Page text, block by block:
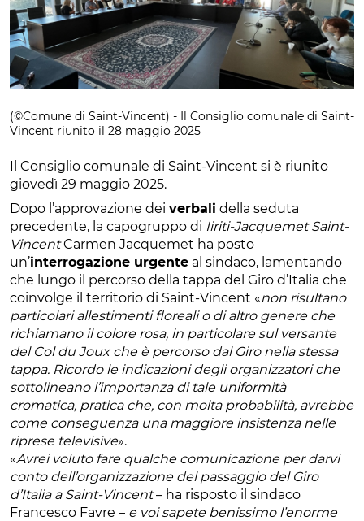
(©Comune di Saint-Vincent) - Il Consiglio comunale di Saint-
Vincent riunito il 28 maggio 2025
Il Consiglio comunale di Saint-Vincent si è riunito
giovedì 29 maggio 2025.
Dopo l’approvazione dei verbali della seduta
precedente, la capogruppo di Iiriti-Jacquemet Saint-
VincentCarmen Jacquemet ha posto
un’interrogazione urgente al sindaco, lamentando
che lungo il percorso della tappa del Giro d’Italia che
coinvolge il territorio di Saint-Vincent «non risultano
particolari allestimenti floreali o di altro genere che
richiamano il colore rosa, in particolare sul versante
del Col du Joux che è percorso dal Giro nella stessa
tappa. Ricordo le indicazioni degli organizzatori che
sottolineano l’importanza di tale uniformità
cromatica, pratica che, con molta probabilità, avrebbe
come conseguenza una maggiore insistenza nelle
riprese televisive».
«Avrei voluto fare qualche comunicazione per darvi
conto dell’organizzazione del passaggio del Giro
d’Italia a Saint-Vincent– ha risposto il sindaco
Francesco Favre – e voi sapete benissimo l’enorme